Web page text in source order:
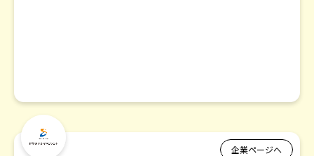
企業ページへ